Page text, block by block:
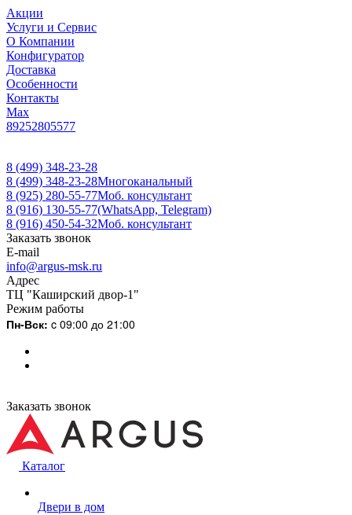
Акции
Услуги и Сервис
О Компании
Конфигуратор
Доставка
Особенности
Контакты
Max
89252805577
8 (499) 348-23-28
8 (499) 348-23-28Многоканальный
8 (925) 280-55-77Моб. консультант
8 (916) 130-55-77(WhatsApp, Telegram)
8 (916) 450-54-32Моб. консультант
Заказать звонок
E-mail
info@argus-msk.ru
Адрес
ТЦ "Каширский двор-1"
Режим работы
Пн-Вск: c 09:00 до 21:00
Заказать звонок
Каталог
Двери в дом